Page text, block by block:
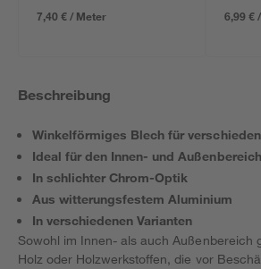
7,40 € / Meter 6,99 €
Beschreibung
Winkelförmiges Blech für
Ideal für den Innen- und
In schlichter Chrom-Optik
Aus witterungsfestem Aluminium
In verschiedenen Varianten
Sowohl im Innen- als auch Außenbereich
Holz oder Holzwerkstoffen, die vor